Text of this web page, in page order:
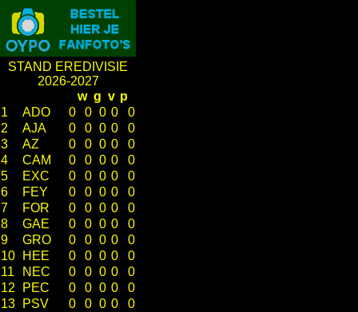
STAND EREDIVISIE
2026-2027
w g v p
1
ADO 0 0 0 0
0
2
AJA 0 0 0 0
0
3
AZ 0 0 0 0
0
4
CAM 0 0 0 0
0
5
EXC 0 0 0 0
0
6
FEY 0 0 0 0
0
7
FOR 0 0 0 0
0
8
GAE 0 0 0 0
0
9
GRO 0 0 0 0
0
10
HEE 0 0 0 0
0
11
NEC 0 0 0 0
0
12
PEC 0 0 0 0
0
13
PSV 0 0 0 0
0